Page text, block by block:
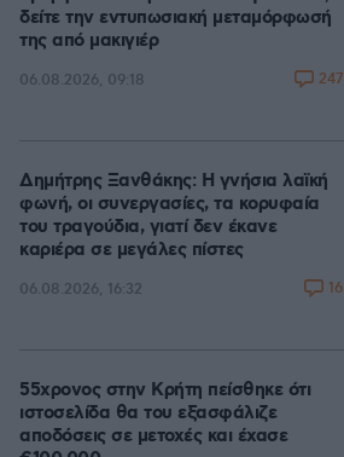
δείτε την εντυπωσιακή μεταμόρφωσή
της από μακιγιέρ
06.08.2026, 09:18 247
Δημήτρης Ξανθάκης: Η γνήσια λαϊκή
φωνή, οι συνεργασίες, τα κορυφαία
του τραγούδια, γιατί δεν έκανε
καριέρα σε μεγάλες πίστες
06.08.2026, 16:32 16
55χρονος στην Κρήτη πείσθηκε ότι
ιστοσελίδα θα του εξασφάλιζε
αποδόσεις σε μετοχές και έχασε